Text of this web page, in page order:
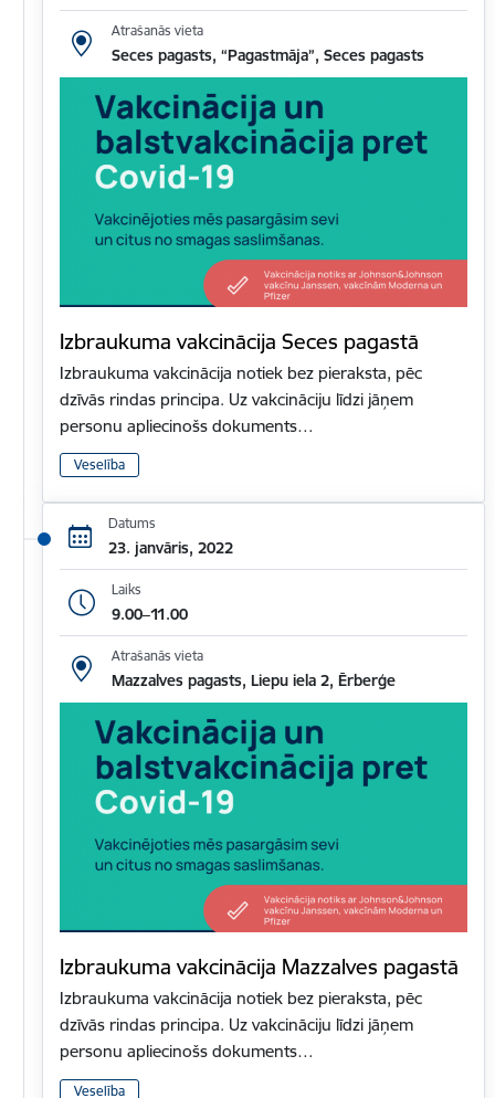
Atrašanās vieta
Seces pagasts, “Pagastmāja”, Seces pagasts
Izbraukuma vakcinācija Seces pagastā
Izbraukuma vakcinācija notiek bez pieraksta, pēc
dzīvās rindas principa. Uz vakcināciju līdzi jāņem
personu apliecinošs dokuments…
Veselība
Datums
23. janvāris, 2022
Laiks
9.00–11.00
Atrašanās vieta
Mazzalves pagasts, Liepu iela 2, Ērberģe
Izbraukuma vakcinācija Mazzalves pagastā
Izbraukuma vakcinācija notiek bez pieraksta, pēc
dzīvās rindas principa. Uz vakcināciju līdzi jāņem
personu apliecinošs dokuments…
Veselība